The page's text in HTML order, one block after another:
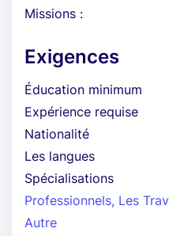
Missions :
Exigences
Éducation minimum
Expérience requise
Nationalité
Les langues
Spécialisations
Professionnels, Les
Autre